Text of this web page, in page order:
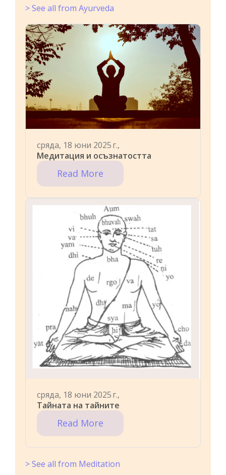
> See all from Ayurveda
сряда, 18 юни 2025 г.,
Медитация и осъзнатостта
Read More
сряда, 18 юни 2025 г.,
Тайната на тайните
Read More
> See all from Meditation